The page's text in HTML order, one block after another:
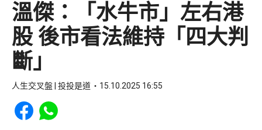
溫傑：「水牛市」左右港
股 後市看法維持「四大判
斷」
人生交叉盤 | 投投是道 15.10.2025 16:55
Share to Facebook
Share to WhatsApp